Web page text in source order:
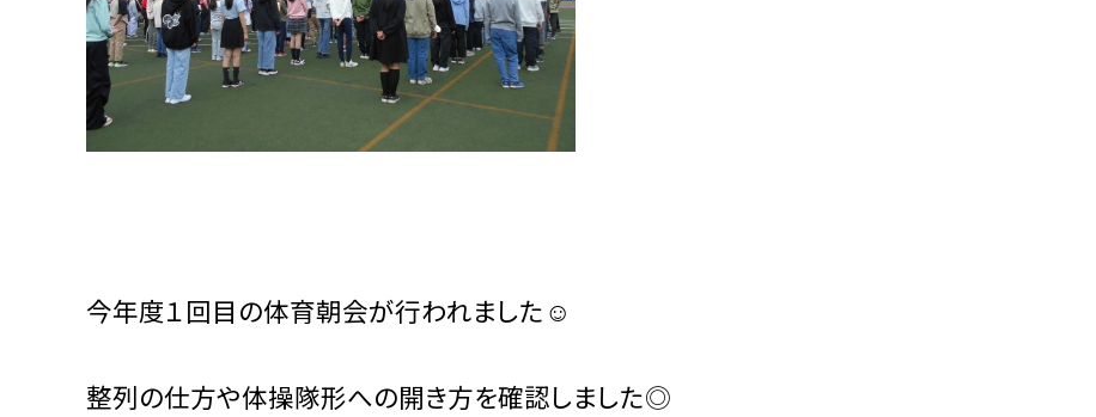
今年度１回目の体育朝会が行われました☺
整列の仕方や体操隊形への開き方を確認しました◎